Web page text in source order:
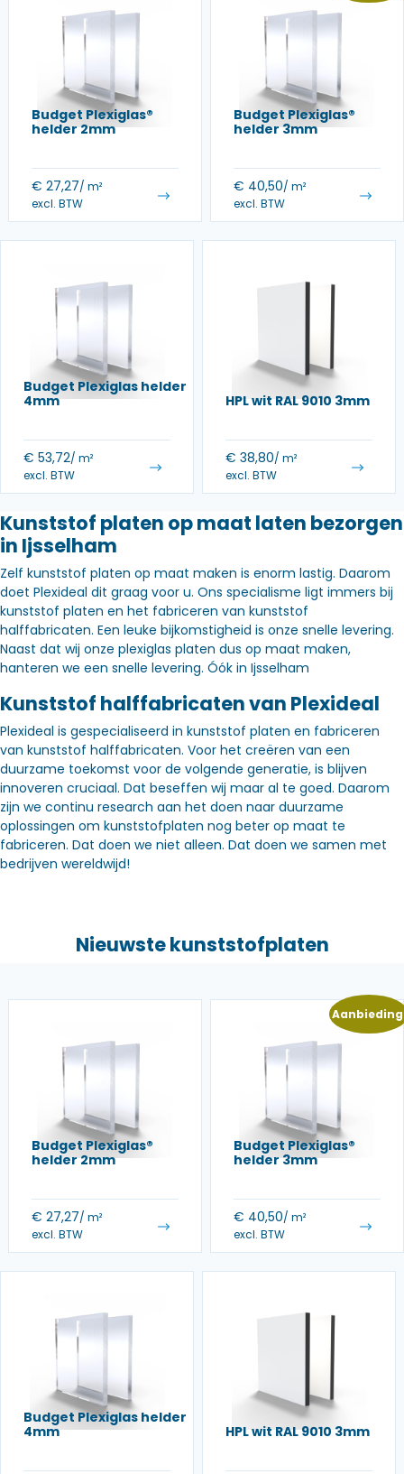
Budget Plexiglas®
helder 2mm
€ 27,27/ m²
excl. BTW
Budget Plexiglas®
helder 3mm
€ 40,50/ m²
excl. BTW
Budget Plexiglas helder
4mm
€ 53,72/ m²
excl. BTW
HPL wit RAL 9010 3mm
€ 38,80/ m²
excl. BTW
Kunststof platen op maat laten bezorgen
in Ijsselham
Zelf kunststof platen op maat maken is enorm lastig. Daarom
doet Plexideal dit graag voor u. Ons specialisme ligt immers bij
kunststof platen en het fabriceren van kunststof
halffabricaten. Een leuke bijkomstigheid is onze snelle levering.
Naast dat wij onze plexiglas platen dus op maat maken,
hanteren we een snelle levering. Óók in Ijsselham
Kunststof halffabricaten van Plexideal
Plexideal is gespecialiseerd in kunststof platen en fabriceren
van kunststof halffabricaten. Voor het creëren van een
duurzame toekomst voor de volgende generatie, is blijven
innoveren cruciaal. Dat beseffen wij maar al te goed. Daarom
zijn we continu research aan het doen naar duurzame
oplossingen om kunststofplaten nog beter op maat te
fabriceren. Dat doen we niet alleen. Dat doen we samen met
bedrijven wereldwijd!
Nieuwste kunststofplaten
Budget Plexiglas®
helder 2mm
€ 27,27/ m²
excl. BTW
Budget Plexiglas®
helder 3mm
€ 40,50/ m²
excl. BTW
Budget Plexiglas helder
4mm
HPL wit RAL 9010 3mm